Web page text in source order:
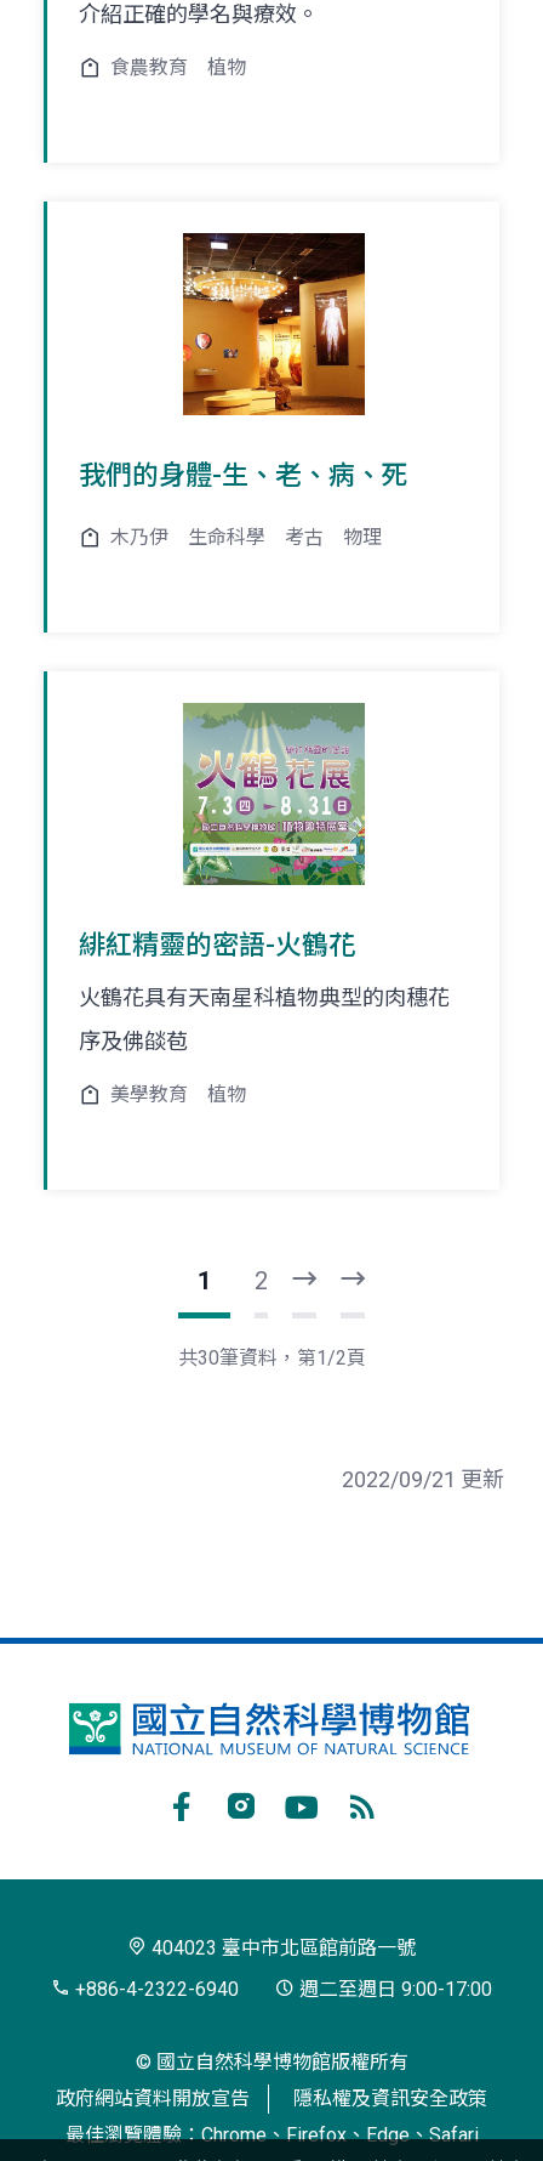
介紹正確的學名與療效。
食農教育 植物
我們的身體-生、老、病、死
木乃伊 生命科學 考古 物理
緋紅精靈的密語-火鶴花
火鶴花具有天南星科植物典型的肉穗花
序及佛燄苞
美學教育 植物
1 2
一
頁
後
一
共30筆資料，第1/2頁
2022/09/21 更新
國
博
閱
404023 臺中市北區館前路一號
+886-4-2322-6940
週二至週日 9:00-17:00
© 國立自然科學博物館版權所有
政府網站資料開放宣告
隱私權及資訊安全政策
最佳瀏覽體驗：Chrome、Firefox、Edge、Safari